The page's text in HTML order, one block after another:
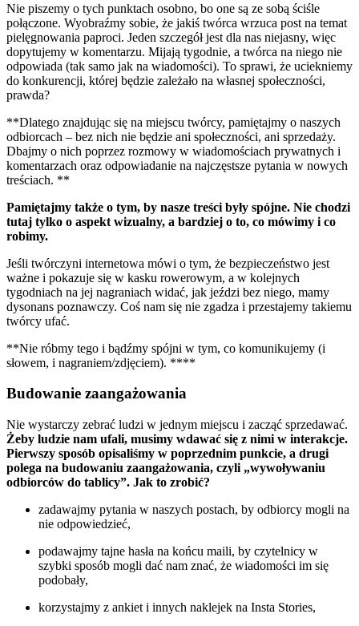
Nie piszemy o tych punktach osobno, bo one są ze sobą ściśle
połączone. Wyobraźmy sobie, że jakiś twórca wrzuca post na temat
pielęgnowania paproci. Jeden szczegół jest dla nas niejasny, więc
dopytujemy w komentarzu. Mijają tygodnie, a twórca na niego nie
odpowiada (tak samo jak na wiadomości). To sprawi, że uciekniemy
do konkurencji, której będzie zależało na własnej społeczności,
prawda?
**Dlatego znajdując się na miejscu twórcy, pamiętajmy o naszych
odbiorcach – bez nich nie będzie ani społeczności, ani sprzedaży.
Dbajmy o nich poprzez rozmowy w wiadomościach prywatnych i
komentarzach oraz odpowiadanie na najczęstsze pytania w nowych
treściach. **
Pamiętajmy także o tym, by nasze treści były spójne. Nie chodzi
tutaj tylko o aspekt wizualny, a bardziej o to, co mówimy i co
robimy.
Jeśli twórczyni internetowa mówi o tym, że bezpieczeństwo jest
ważne i pokazuje się w kasku rowerowym, a w kolejnych
tygodniach na jej nagraniach widać, jak jeździ bez niego, mamy
dysonans poznawczy. Coś nam się nie zgadza i przestajemy takiemu
twórcy ufać.
**Nie róbmy tego i bądźmy spójni w tym, co komunikujemy (i
słowem, i nagraniem/zdjęciem). ****
Budowanie zaangażowania
Nie wystarczy zebrać ludzi w jednym miejscu i zacząć sprzedawać.
Żeby ludzie nam ufali, musimy wdawać się z nimi w interakcje.
Pierwszy sposób opisaliśmy w poprzednim punkcie, a drugi
polega na budowaniu zaangażowania, czyli „wywoływaniu
odbiorców do tablicy”. Jak to zrobić?
zadawajmy pytania w naszych postach, by odbiorcy mogli na
nie odpowiedzieć,
podawajmy tajne hasła na końcu maili, by czytelnicy w
szybki sposób mogli dać nam znać, że wiadomości im się
podobały,
korzystajmy z ankiet i innych naklejek na Insta Stories,